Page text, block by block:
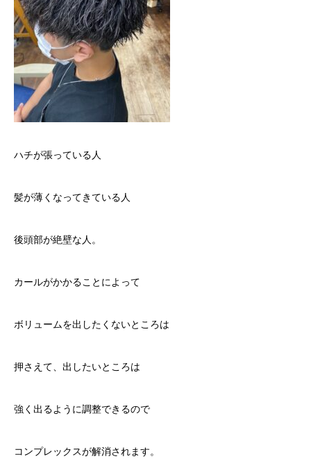
ハチが張っている人
髪が薄くなってきている人
後頭部が絶壁な人。
カールがかかることによって
ボリュームを出したくないところは
押さえて、出したいところは
強く出るように調整できるので
コンプレックスが解消されます。